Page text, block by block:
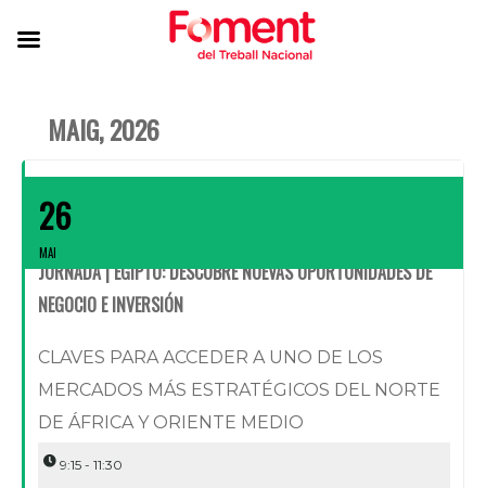
MAIG, 2026
26
MAI
JORNADA | EGIPTO: DESCUBRE NUEVAS OPORTUNIDADES DE
NEGOCIO E INVERSIÓN
CLAVES PARA ACCEDER A UNO DE LOS
MERCADOS MÁS ESTRATÉGICOS DEL NORTE
DE ÁFRICA Y ORIENTE MEDIO
9:15 - 11:30